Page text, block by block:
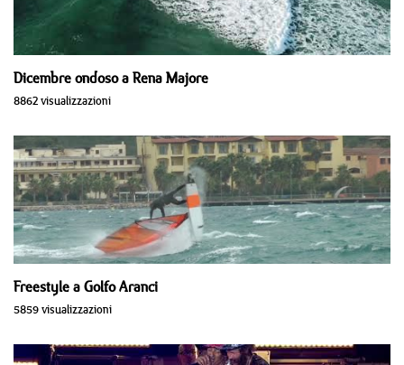
Dicembre ondoso a Rena Majore
8862 visualizzazioni
Freestyle a Golfo Aranci
5859 visualizzazioni